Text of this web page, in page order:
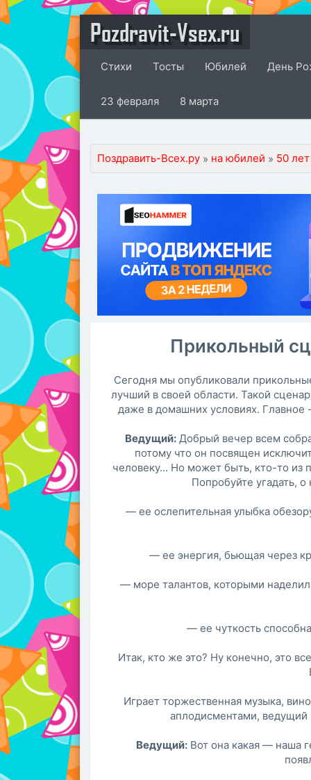
Pozdravit-Vsex.ru
Стихи Тосты Юбилей День
23 февраля 8 марта
Поздравить-Всех.ру » на юбилей » 50 лет
Прикольный
Сегодня мы опубликовали
лучший в своей области. Такой
даже в домашних условиях. Главное
Ведущий: Добрый вечер всем
потому что он посвящен
человеку... Но может быть, кто-то из
Попробуйте угадать,
— ее ослепительная улыбка
— ее энергия, бьющая через
— море талантов, которыми
— ее чуткость
Итак, кто же это? Ну конечно, это
Играет торжественная музыка,
аплодисментами, ведущий
Ведущий:Вот она какая — наша